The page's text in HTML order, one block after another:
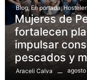
Blog, En portada,
Mujeres de
fortalecen
impulsar
pescados y
Araceli Calva